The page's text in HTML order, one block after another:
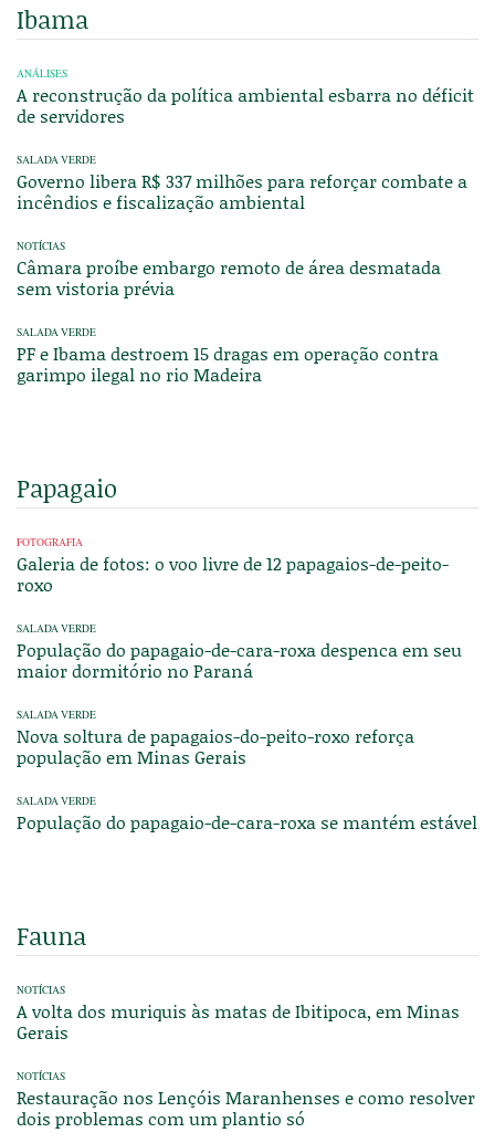
Ibama
ANÁLISES
A reconstrução da política ambiental esbarra no déficit
de servidores
SALADA VERDE
Governo libera R$ 337 milhões para reforçar combate a
incêndios e fiscalização ambiental
NOTÍCIAS
Câmara proíbe embargo remoto de área desmatada
sem vistoria prévia
SALADA VERDE
PF e Ibama destroem 15 dragas em operação contra
garimpo ilegal no rio Madeira
Papagaio
FOTOGRAFIA
Galeria de fotos: o voo livre de 12 papagaios-de-peito-
roxo
SALADA VERDE
População do papagaio-de-cara-roxa despenca em seu
maior dormitório no Paraná
SALADA VERDE
Nova soltura de papagaios-do-peito-roxo reforça
população em Minas Gerais
SALADA VERDE
População do papagaio-de-cara-roxa se mantém estável
Fauna
NOTÍCIAS
A volta dos muriquis às matas de Ibitipoca, em Minas
Gerais
NOTÍCIAS
Restauração nos Lençóis Maranhenses e como resolver
dois problemas com um plantio só